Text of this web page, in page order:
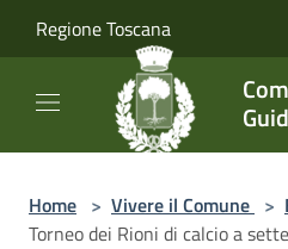
Regione Toscana
Home > Vivere il Comune >
Torneo dei Rioni di calcio a sette